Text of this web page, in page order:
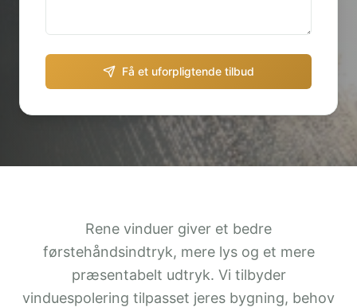
Få et uforpligtende tilbud
Rene vinduer giver et bedre
førstehåndsindtryk, mere lys og et mere
præsentabelt udtryk. Vi tilbyder
vinduespolering tilpasset jeres bygning, behov